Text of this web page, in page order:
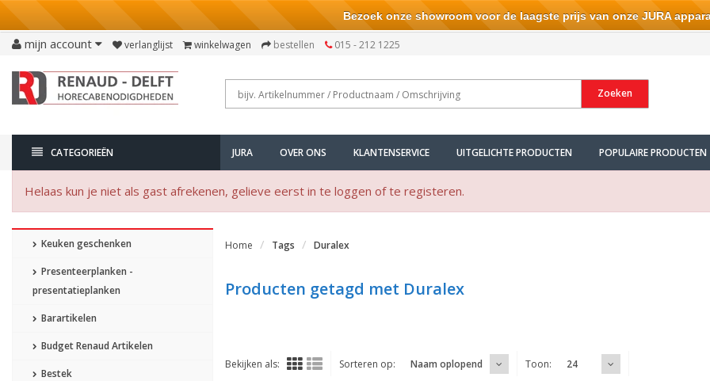
mijn account verlanglijst winkelwagen bestellen 015 - 212 1225
Zoeken
CATEGORIEËN JURA OVER ONS KLANTENSERVICE UITGELICHTE PRODUCTEN POPULAIRE PRODUCTEN
Helaas kun je niet als gast afrekenen, gelieve eerst in te loggen of te registeren.
Keuken geschenken
Presenteerplanken -
presentatieplanken
Barartikelen
Budget Renaud Artikelen
Bestek
Home Tags Duralex
Producten getagd met Duralex
Bekijken als: Sorteren op: Naam oplopend Toon: 24
Bezoek onze showroom voor de laagste prijs van onze JURA